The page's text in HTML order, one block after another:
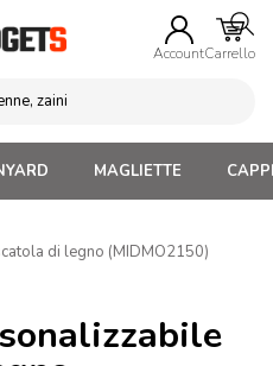
AccountCarrello
MAGLIETTE
di legno (MIDMO2150)